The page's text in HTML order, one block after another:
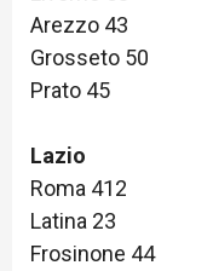
Arezzo 43
Grosseto 50
Prato 45
Lazio
Roma 412
Latina 23
Frosinone 44